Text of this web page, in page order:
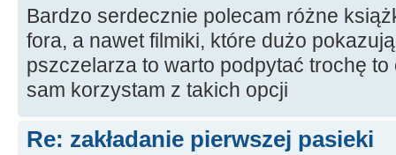
Bardzo serdecznie polecam różne
fora, a nawet filmiki, które dużo
pszczelarza to warto podpytać trochę
sam korzystam z takich opcji
Re: zakładanie pierwszej pasieki